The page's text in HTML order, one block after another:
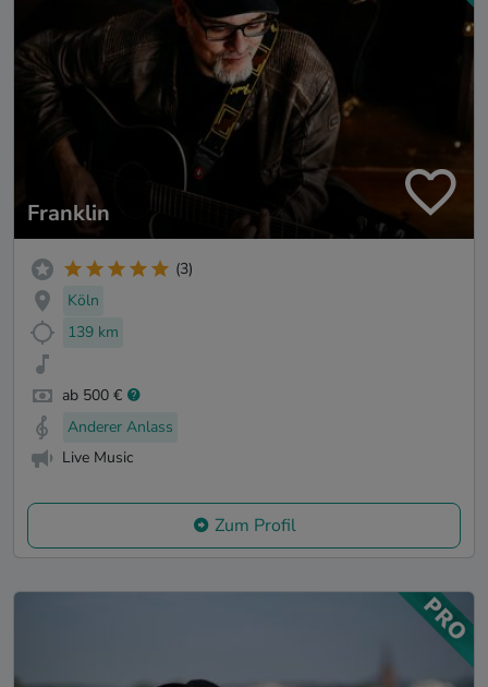
Franklin
(3)
Köln
139 km
ab 500 €
Anderer Anlass
Live Music
Zum Profil